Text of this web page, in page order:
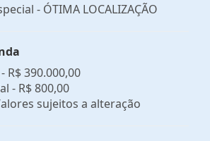
- ÓTIMA LOCALIZAÇÃO
R$ 390.000,00
- R$ 800,00
sujeitos a alteração